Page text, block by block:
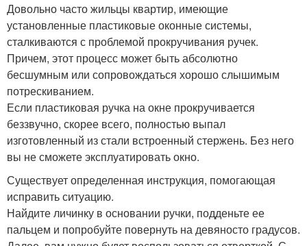
Довольно часто жильцы квартир, имеющие
установленные пластиковые оконные системы,
сталкиваются с проблемой прокручивания ручек.
Причем, этот процесс может быть абсолютно
бесшумным или сопровождаться хорошо слышимым
потрескиванием.
Если пластиковая ручка на окне прокручивается
беззвучно, скорее всего, полностью выпал
изготовленный из стали встроенный стержень. Без него
вы не сможете эксплуатировать окно.
Существует определенная инструкция, помогающая
исправить ситуацию.
Найдите личинку в основании ручки, подденьте ее
пальцем и попробуйте повернуть на девяносто градусов.